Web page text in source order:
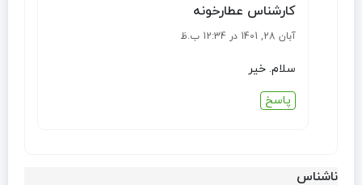
کارشناس عطارخونه
آبان 28, 1401 در 12:34 ب.ظ
سلام. خیر
پاسخ
ناشناس